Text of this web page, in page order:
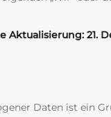
Aktualisierung: 21.
Daten ist